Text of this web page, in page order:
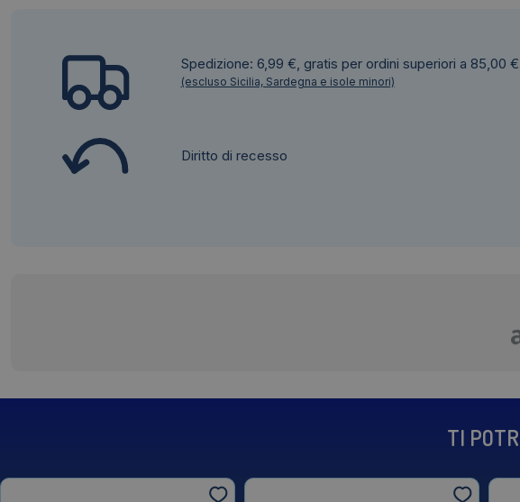
Spedizione: 6,99 €, gratis per ordini superiori a 85,00
(escluso Sicilia, Sardegna e isole minori)
Diritto di recesso
TI